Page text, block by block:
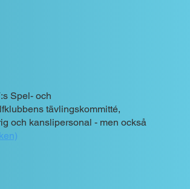
Spel- och
tävlingskommitté,
och kanslipersonal - men också